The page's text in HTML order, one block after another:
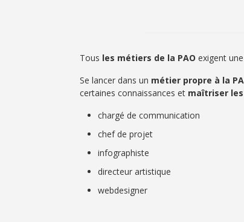
Tous les métiers de la PAO exigent
Se lancer dans un métier propre à la
certaines connaissances et maîtriser
chargé de communication
chef de projet
infographiste
directeur artistique
webdesigner